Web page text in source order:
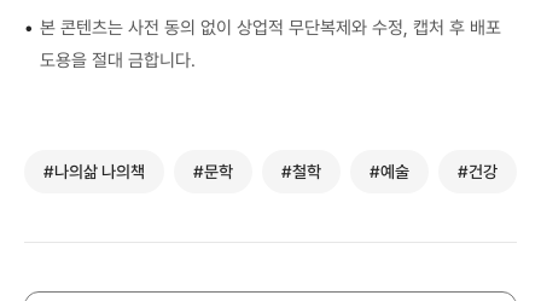
• 본 콘텐츠는 사전 동의 없이 상업적 무단복제와 수정, 캡처 후 배포
도용을 절대 금합니다.
#나의삶 나의책 #문학 #철학 #예술 #건강